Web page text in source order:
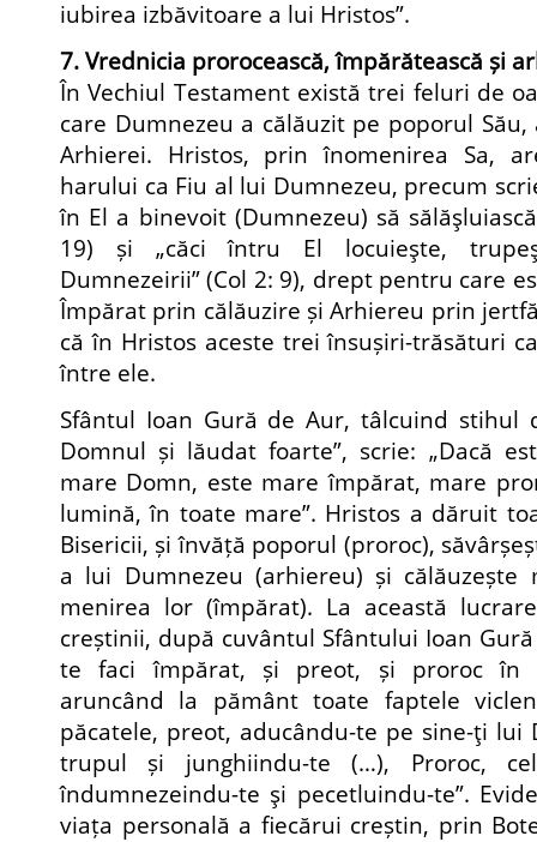
iubirea izbăvitoare a lui Hristos”.
7. Vrednicia prorocească, împărătească și
În Vechiul Testament există trei feluri de
care Dumnezeu a călăuzit pe poporul Său,
Arhierei. Hristos, prin înomenirea Sa,
harului ca Fiu al lui Dumnezeu, precum
în El a binevoit (Dumnezeu) să
19) și „căci întru El locuieşte,
Dumnezeirii” (Col 2: 9), drept pentru care
Împărat prin călăuzire și Arhiereu prin
că în Hristos aceste trei însușiri-trăsături
între ele.
Sfântul Ioan Gură de Aur, tâlcuind stihul
Domnul și lăudat foarte”, scrie: „Dacă
mare Domn, este mare împărat, mare
lumină, în toate mare”. Hristos a dăruit
Bisericii, și învăță poporul (proroc),
a lui Dumnezeu (arhiereu) și călăuzește
menirea lor (împărat). La această
creștinii, după cuvântul Sfântului Ioan
te faci împărat, și preot, și proroc în
aruncând la pământ toate faptele
păcatele, preot, aducându-te pe sine-ţi lui
trupul și junghiindu-te (…), Proroc,
îndumnezeindu-te şi pecetluindu-te”.
viața personală a fiecărui creștin, prin